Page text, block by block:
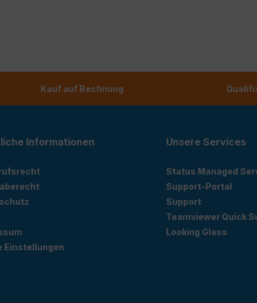
Kauf auf Rechnung
Informationen
Einstellungen
Unsere Services
Status Managed
Support-Portal
Support
Teamviewer Quick
Looking Glass